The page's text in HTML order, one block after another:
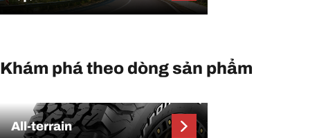
Khám phá theo dòng sản phẩm
All-terrain